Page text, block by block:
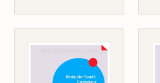
un programme :
Combat.…